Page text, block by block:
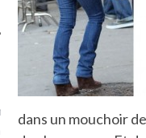
QUI MARCHE
toujours aimé marcher.
dans un mouchoir